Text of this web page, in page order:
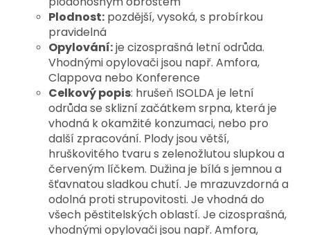
Plodnost: pozdější, vysoká, s probírkou
pravidelná
Opylování:je cizosprašná letní odrůda.
Vhodnými opylovači jsou např. Amfora,
Clappova nebo Konference
Celkový popis: hrušeň ISOLDA je letní
odrůda se sklizní začátkem srpna, která je
vhodná k okamžité konzumaci, nebo pro
další zpracování. Plody jsou větší,
hruškovitého tvaru s zelenožlutou slupkou a
červeným líčkem. Dužina je bílá s jemnou a
šťavnatou sladkou chutí. Je mrazuvzdorná a
odolná proti strupovitosti. Je vhodná do
všech pěstitelských oblastí. Je cizosprašná,
vhodnými opylovači jsou např. Amfora,